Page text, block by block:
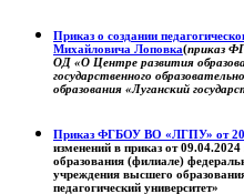
Приказ о создании
Михайловича Лоповка(приказ
ОД «О Центре развития
государственного
образования «Луганский
Приказ ФГБОУ ВО «ЛГПУ» от
изменений в приказ от
образования (филиале)
учреждения высшего
педагогический университет»